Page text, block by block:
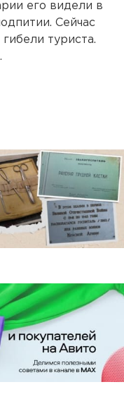
его видели в
Сейчас
туриста.